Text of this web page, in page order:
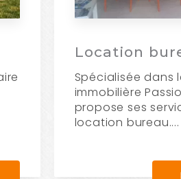
Location
Spécialisée dans
immobilière
propose ses
location bureau....